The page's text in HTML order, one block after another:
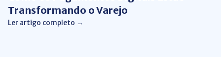
Transformando o Varejo
Ler artigo completo →